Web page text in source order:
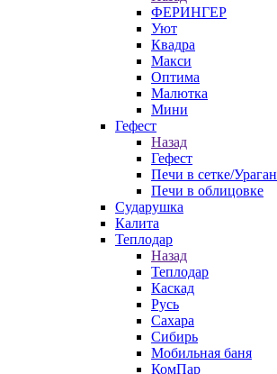
ФЕРИНГЕР
Уют
Квадра
Макси
Оптима
Малютка
Мини
Гефест
Назад
Гефест
Печи в сетке/Ураган
Печи в облицовке
Сударушка
Калита
Теплодар
Назад
Теплодар
Каскад
Русь
Сахара
Сибирь
Мобильная баня
КомПар